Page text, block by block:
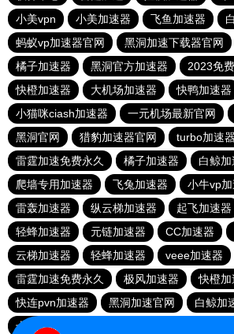
小美vpn
小美加速器 飞鱼加速器
蚂蚁vp加速器官网
黑洞加速下载器官网
橘子加速器
黑洞官方加速器
2023免
快橙加速器
大机场加速器
快鸭加速器
小猫咪ciash加速器
一元机场最新官网
黑洞官网
猎豹加速器官网 turbo加速器
雷霆加速免费永久
橘子加速器
白鲸加
爬墙专用加速器
飞兔加速器 小牛vp
雷轰加速器
纵云梯加速器 起飞加速器
轻蜂加速器
元链加速器 CC加速器
云梯加速器
轻蜂加速器 veee加速器
雷霆加速免费永久
极风加速器 快橙加
快连pvn加速器
黑洞加速官网
白鲸加
十大免费网络加速神器